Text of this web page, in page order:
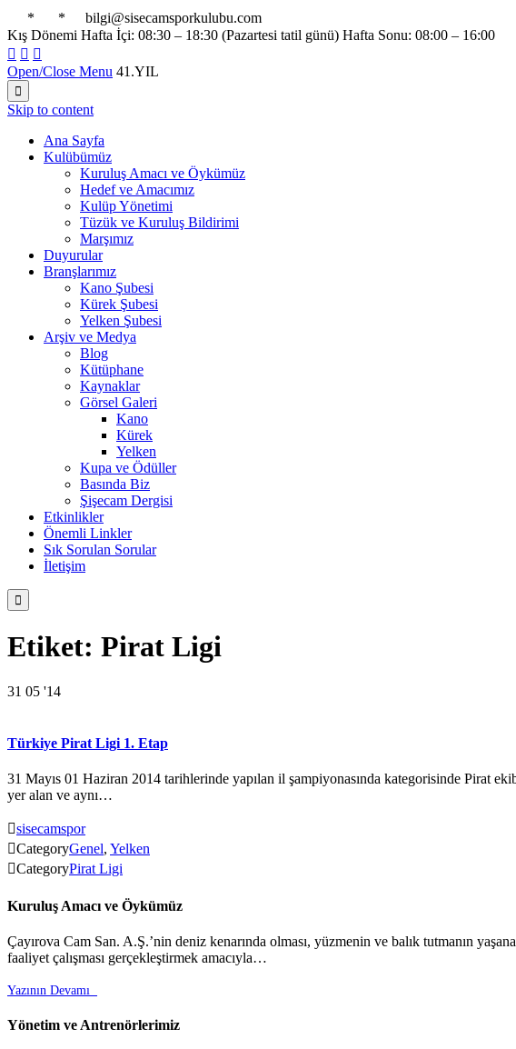
* *
bilgi@sisecamsporkulubu.com
Kış Dönemi Hafta İçi: 08:30 – 18:30 (Pazartesi tatil günü) Hafta Sonu: 08:00 – 16:00
  
Open/Close Menu 41.YIL

Skip to content
Ana Sayfa
Kulübümüz
Kuruluş Amacı ve Öykümüz
Hedef ve Amacımız
Kulüp Yönetimi
Tüzük ve Kuruluş Bildirimi
Marşımız
Duyurular
Branşlarımız
Kano Şubesi
Kürek Şubesi
Yelken Şubesi
Arşiv ve Medya
Blog
Kütüphane
Kaynaklar
Görsel Galeri
Kano
Kürek
Yelken
Kupa ve Ödüller
Basında Biz
Şişecam Dergisi
Etkinlikler
Önemli Linkler
Sık Sorulan Sorular
İletişim

Etiket: Pirat Ligi
31 05 '14
Türkiye Pirat Ligi 1. Etap
31 Mayıs 01 Haziran 2014 tarihlerinde yapılan il şampiyonasında kategorisinde Pirat
yer alan ve aynı…
sisecamspor
CategoryGenel, Yelken
CategoryPirat Ligi
Kuruluş Amacı ve Öykümüz
Çayırova Cam San. A.Ş.’nin deniz kenarında olması, yüzmenin ve balık tutmanın
faaliyet çalışması gerçekleştirmek amacıyla…
Yazının Devamı
Yönetim ve Antrenörlerimiz